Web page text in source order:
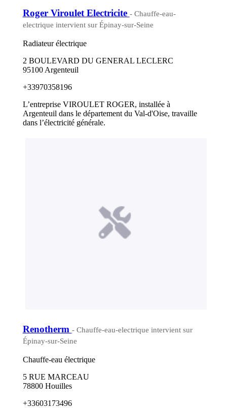
Roger Viroulet Electricite - Chauffe-eau-
electrique intervient sur Épinay-sur-Seine
Radiateur électrique
2 BOULEVARD DU GENERAL LECLERC
95100 Argenteuil
+33970358196
L’entreprise VIROULET ROGER, installée à
Argenteuil dans le département du Val-d'Oise, travaille
dans l’électricité générale.
Renotherm - Chauffe-eau-electrique intervient sur
Épinay-sur-Seine
Chauffe-eau électrique
5 RUE MARCEAU
78800 Houilles
+33603173496